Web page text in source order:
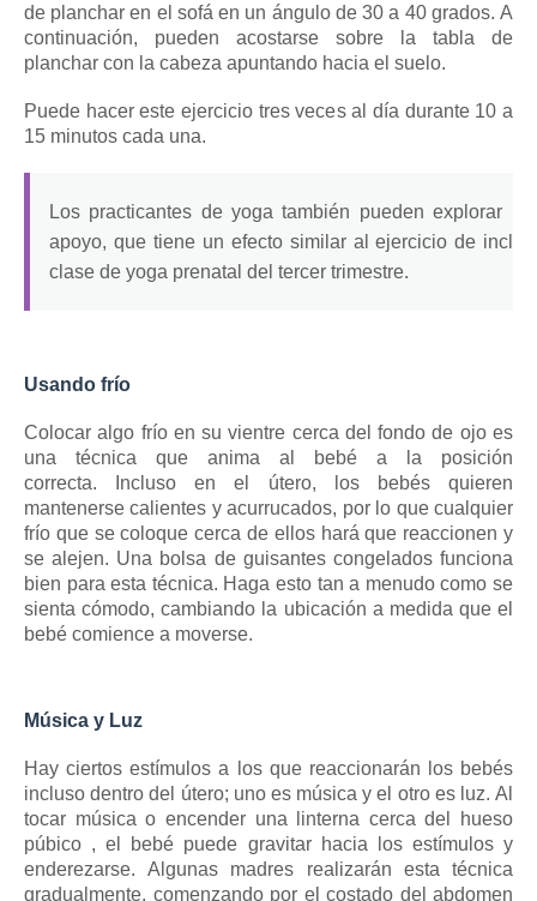
de planchar en el sofá en un ángulo de 30 a 40 grados. A
continuación, pueden acostarse sobre la tabla de
planchar con la cabeza apuntando hacia el suelo.
Puede hacer este ejercicio tres veces al día durante 10 a
15 minutos cada una.
Los practicantes de yoga también pueden explorar
apoyo, que tiene un efecto similar al ejercicio de
clase de yoga prenatal del tercer trimestre.
Usando frío
Colocar algo frío en su vientre cerca del fondo de ojo es
una técnica que anima al bebé a la posición
correcta.
Incluso en el útero, los bebés quieren
mantenerse calientes y acurrucados, por lo que cualquier
frío que se coloque cerca de ellos hará que reaccionen y
se alejen. Una bolsa de guisantes congelados funciona
bien para esta técnica. Haga esto tan a menudo como se
sienta cómodo, cambiando la ubicación a medida que el
bebé comience a moverse.
Música y Luz
Hay ciertos estímulos a los que reaccionarán los bebés
incluso dentro del útero; uno es música y el otro es luz.Al
tocar música o encender una linterna cerca del
hueso
púbico , el bebé puede gravitar hacia los estímulos y
enderezarse.Algunas madres realizarán esta técnica
gradualmente, comenzando por el costado del abdomen